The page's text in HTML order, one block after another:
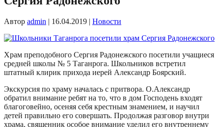
Автор admin | 16.04.2019 | Новости
Храм преподобного Сергия Радонежского посетили учащиеся
средней школы № 5 Таганрога. Школьников встретил
штатный клирик прихода иерей Александр Боярский.
Экскурсия по храму началась с притвора. О.Александр
обратил внимание ребят на то, что в дом Господень входят
благоговейно, осеняя себя крестным знамением, и научил
детей правильно его совершать. Продолжая разговор внутри
храма, священник особое внимание уделил его внутреннему